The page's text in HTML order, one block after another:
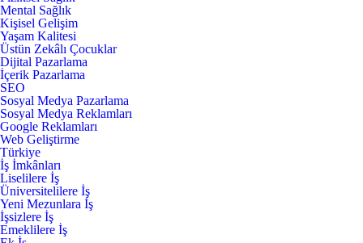
Mental Sağlık
Kişisel Gelişim
Yaşam Kalitesi
Üstün Zekâlı Çocuklar
Dijital Pazarlama
İçerik Pazarlama
SEO
Sosyal Medya Pazarlama
Sosyal Medya Reklamları
Google Reklamları
Web Geliştirme
Türkiye
İş İmkânları
Liselilere İş
Üniversitelilere İş
Yeni Mezunlara İş
İşsizlere İş
Emeklilere İş